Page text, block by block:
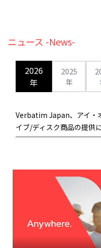
ニュース -News-
2026
年
2025
年
Verbatim Japan、アイ・
イブ/ディスク商品の提供